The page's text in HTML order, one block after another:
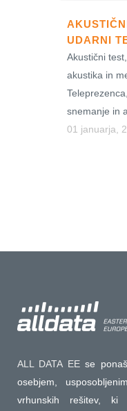
UDARNI
Akustični
akustika in
snemanje in
01 januarja,
ALL DATA EEse
osebjem,
vrhunskih rešitev, ki